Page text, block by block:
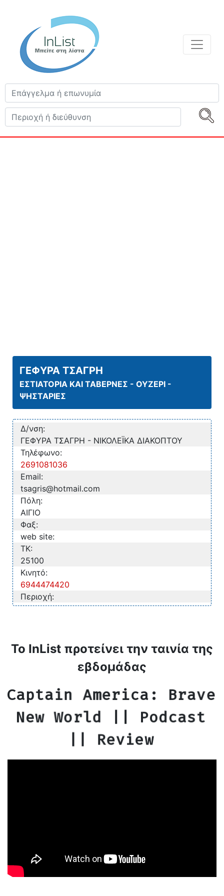
ΓΕΦΥΡΑ ΤΣΑΓΡΗ
ΕΣΤΙΑΤΟΡΙΑ ΚΑΙ ΤΑΒΕΡΝΕΣ - ΟΥΖΕΡΙ -
ΨΗΣΤΑΡΙΕΣ
Δ/νση:
ΓΕΦΥΡΑ ΤΣΑΓΡΗ - ΝΙΚΟΛΕΪΚΑ ΔΙΑΚΟΠΤΟΥ
Τηλέφωνο:
2691081036
Email:
tsagris@hotmail.com
Πόλη:
ΑΙΓΙΟ
Φαξ:
web site:
TK:
25100
Κινητό:
6944474420
Περιοχή:
Το InList προτείνει την ταινία της
εβδομάδας
Captain America: Brave
New World || Podcast
|| Review